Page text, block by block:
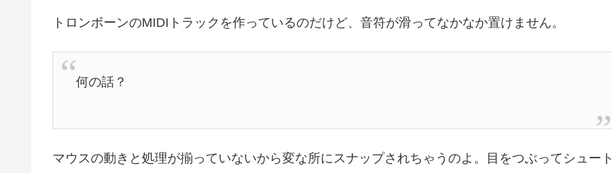
トロンボーンのMIDIトラックを作っているのだけど、音符が滑ってなかなか置けません。
何の話？
マウスの動きと処理が揃っていないから変な所にスナップされちゃうのよ。目をつぶってシュート